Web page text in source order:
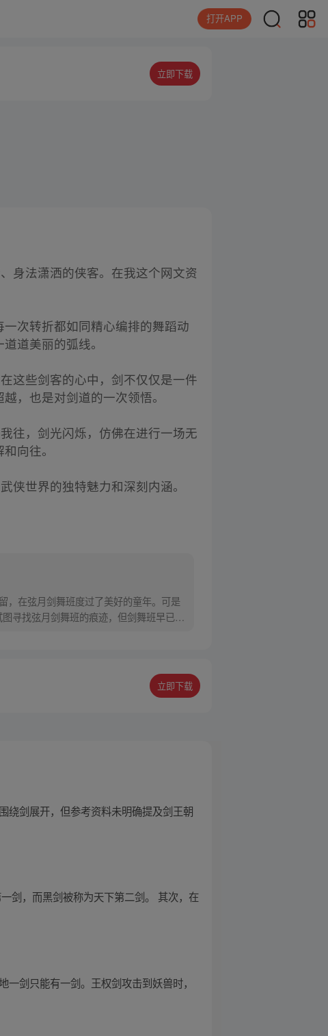
打开APP
立即下载
身法潇洒的侠客。在我这个网文资
次转折都如同精心编排的舞蹈动
道美丽的弧线。
这些剑客的心中，剑不仅仅是一件
，也是对剑道的一次领悟。
往，剑光闪烁，仿佛在进行一场无
向往。
侠世界的独特魅力和深刻内涵。
，在弦月剑舞班度过了美好的童年。可是
寻找弦月剑舞班的痕迹，但剑舞班早已消
立即下载
绕剑展开，但参考资料未明确提及剑王朝
剑，而黑剑被称为天下第二剑。 其次，在
剑只能有一剑。王权剑攻击到妖兽时，